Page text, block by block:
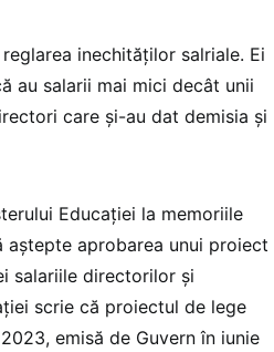
inechităților salriale. Ei
au salarii mai mici decât unii
care și-au dat demisia și
Educației la memoriile
aprobarea unui proiect
salariile directorilor și
scrie că proiectul de lege
emisă de Guvern în iunie